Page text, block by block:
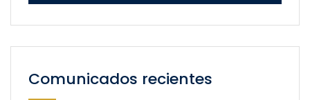
Comunicados recientes